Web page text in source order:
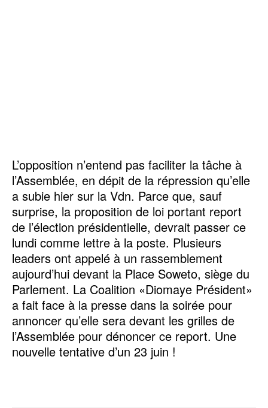
L’opposition n’entend pas faciliter la tâche à
l’Assemblée, en dépit de la répression qu’elle
a subie hier sur la Vdn. Parce que, sauf
surprise, la proposition de loi portant report
de l’élection présidentielle, devrait passer ce
lundi comme lettre à la poste. Plusieurs
leaders ont appelé à un rassemblement
aujourd’hui devant la Place Soweto, siège du
Parlement. La Coalition «Diomaye Président»
a fait face à la presse dans la soirée pour
annoncer qu’elle sera devant les grilles de
l’Assemblée pour dénoncer ce report. Une
nouvelle tentative d’un 23 juin !